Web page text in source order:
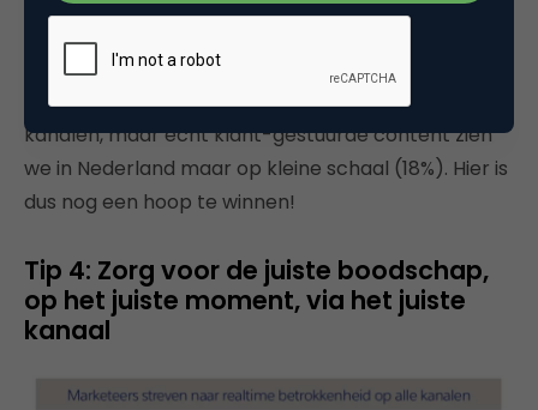
(42%). In 40 procent van de gevallen wordt
dezelfde boodschap gedeeld op meerdere
kanalen, maar echt klant-gestuurde content zien
we in Nederland maar op kleine schaal (18%). Hier is
dus nog een hoop te winnen!
Tip 4: Zorg voor de juiste boodschap,
op het juiste moment, via het juiste
kanaal